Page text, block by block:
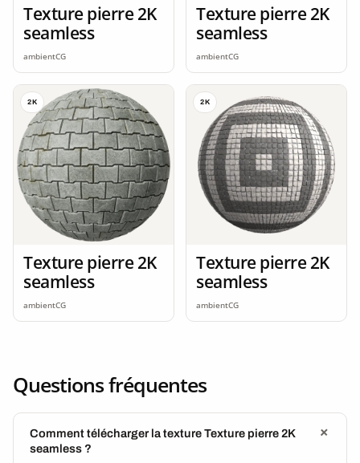
Texture pierre 2K
seamless
ambientCG
Texture pierre 2K
seamless
ambientCG
2K
Texture pierre 2K
seamless
ambientCG
2K
Texture pierre 2K
seamless
ambientCG
Questions fréquentes
Comment télécharger la texture Texture pierre 2K
seamless ?